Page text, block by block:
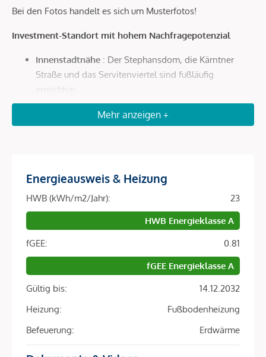
Bei den Fotos handelt es sich um Musterfotos!
Investment-Standort mit hohem Nachfragepotenzial
Innenstadtnähe : Der Stephansdom, die Kärntner
Straße und das Servitenviertel sind fußläufig
erreichbar.
Optimale Anbindung: In wenigen Minuten zur U4
Roßauer Lände, zum Hauptbahnhof und in nur 20
Botschaften und Wiener Top-Arbeitgebern ist die
Vermietbarkeit in dieser Lage hervorragend.
ökologisch zukunftsweisende Bauweise und eine
DGNB-Gold-Zertifizierung sichern langfristige
Architektur & Nachhaltigkeit – Zukunftssicherheit fürs
Investment
Das LeopoldQuartier ist Europas erstes Stadtquartier in
Holz-Hybrid-Bauweise und setzt Maßstäbe für ökologisches
Mehr anzeigen +
Energieausweis & Heizung
HWB (kWh/m2/Jahr):
23
HWB Energieklasse A
fGEE:
0.81
fGEE Energieklasse A
Gültig bis:
14.12.2032
Heizung:
Fußbodenheizung
Befeuerung:
Erdwärme